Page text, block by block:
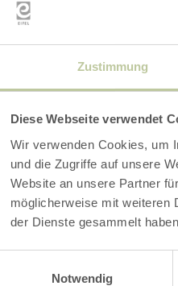
Zustimmung
Diese Webseite verwendet
Wir verwenden Cookies, um
und die Zugriffe auf unsere
Website an unsere Partner
möglicherweise mit weiteren
der Dienste gesammelt
Notwendig